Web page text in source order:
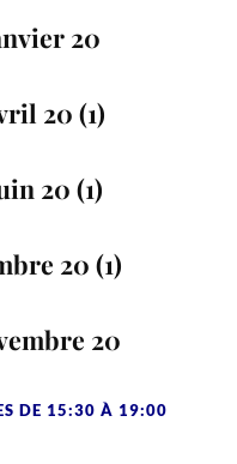
20
20 (1)
20 (1)
20 (1)
20
DE 15:30 À 19:00